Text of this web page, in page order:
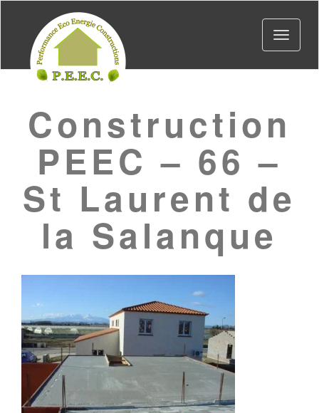
Toggle
Construction
PEEC – 66 –
St Laurent de
la Salanque